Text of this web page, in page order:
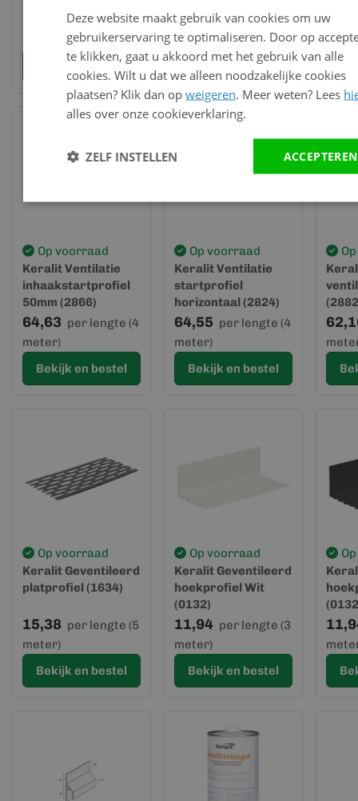
- Keralit (2849)
per lengte (6
Bekijk en bestel
82,12 per lengte (4
meter)
Bekijk en bestel
Op voorraad
Keralit Ventilatie
inhaakstartprofiel
50mm (2866)
64,63 per lengte (4
meter)
Bekijk en bestel
Op voorraad
Keralit Ventilatie
startprofiel
horizontaal (2824)
64,55 per lengte (4
meter)
Bekijk en bestel
Op voorraad
Keralit Geventileerd
platprofiel (1634)
15,38 per lengte (5
meter)
Bekijk en bestel
Op voorraad
Keralit Geventileerd
hoekprofiel Wit
(0132)
11,94 per lengte (3
meter)
Bekijk en bestel
Deze website maakt gebruik van cookies om uw
gebruikerservaring te optimaliseren. Door op
te klikken, gaat u akkoord met het gebruik van alle
cookies. Wilt u dat we alleen noodzakelijke cookies
plaatsen? Klik dan opweigeren. Meer weten? Lees
alles over onze cookieverklaring.
ACCEPTEREN
ZELF INSTELLEN